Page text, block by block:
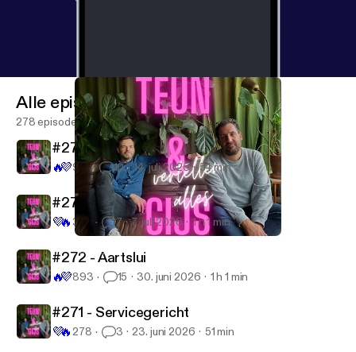
Teun en Gijs vertellen alles
Alle episoder
278 episoder
#274 - Gekalmeerd
🔥💜971 10 14. juli 2026 54 min
#273 - Impromptu
💜🔥 345 7 7. juli 2026 1 h 1 min
#272 - Aartslui
🔥💜893 15 30. juni 2026 1 h 1 min
#271 - Servicegericht
💜🔥 278 3 23. juni 2026 51 min